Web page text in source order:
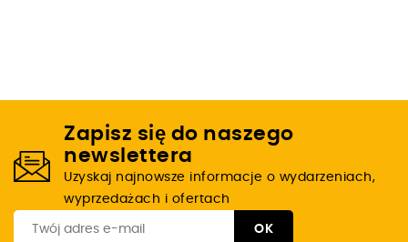
Zapisz się do naszego
newslettera
Uzyskaj najnowsze informacje o wydarzeniach,
wyprzedażach i ofertach